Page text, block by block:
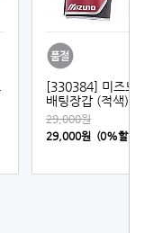
[330384] 미즈노 성인
배팅장갑 (적색)
29,000원
29,000원 (0%할인)